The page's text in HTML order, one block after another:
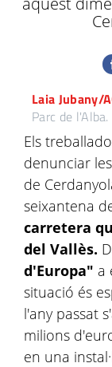
Laia Jubany/
Parc de l'Alba.
Els
denunciar les
de
seixantena
carretera
del Vallès.
d'Europa" a
situació és
l'any passat
milions
en una